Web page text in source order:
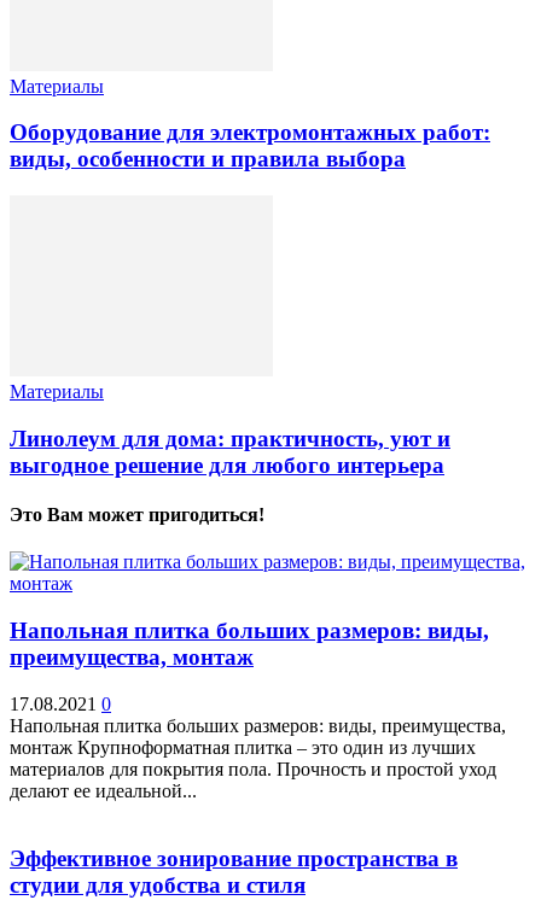
Материалы
Оборудование для электромонтажных работ:
виды, особенности и правила выбора
Материалы
Линолеум для дома: практичность, уют и
выгодное решение для любого интерьера
Это Вам может пригодиться!
Напольная плитка больших размеров: виды,
преимущества, монтаж
17.08.2021 0
Напольная плитка больших размеров: виды, преимущества,
монтаж Крупноформатная плитка – это один из лучших
материалов для покрытия пола. Прочность и простой уход
делают ее идеальной...
Эффективное зонирование пространства в
студии для удобства и стиля